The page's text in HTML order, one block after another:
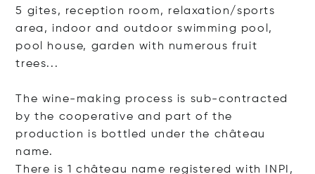
5 gites, reception room, relaxation/sports
area, indoor and outdoor swimming pool,
pool house, garden with numerous fruit
trees...
The wine-making process is sub-contracted
by the cooperative and part of the
production is bottled under the château
name.
There is 1 château name registered with INPI,